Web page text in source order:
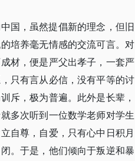
国，虽然提倡新的理念，但旧
培养毫无情感的交流可言。对
材，便是严父出孝子，一套严
只有言从必信，没有平等的讨
斥，极为普遍。此外是长辈，
多次听到一位数学老师对学生
自尊，自爱，只有心中日积月
。于是，他们倾向于叛逆和暴